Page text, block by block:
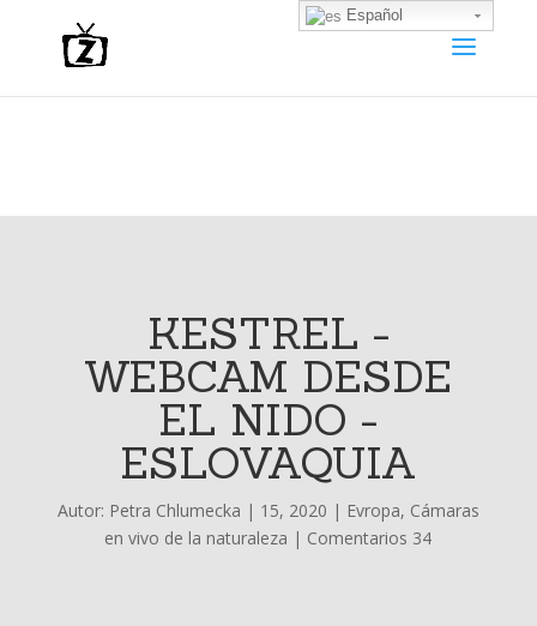
KESTREL -
WEBCAM DESDE
EL NIDO -
ESLOVAQUIA
Autor: Petra Chlumecka | 15, 2020 | Evropa, Cámaras
en vivo de la naturaleza | Comentarios 34
Español